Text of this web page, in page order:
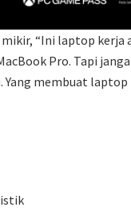
mikir, “Ini laptop kerja
Pro. Tapi
Yang membuat laptop